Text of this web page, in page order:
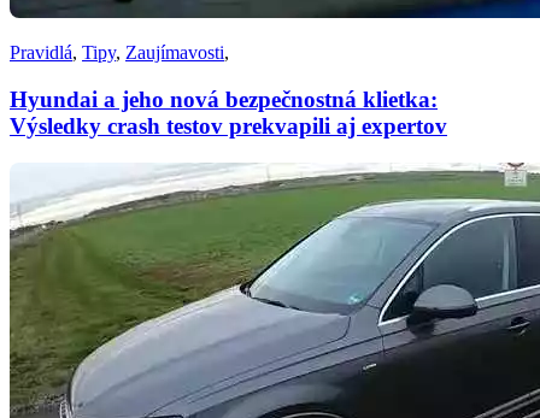
Pravidlá, Tipy, Zaujímavosti,
Hyundai a jeho nová bezpečnostná klietka:
Výsledky crash testov prekvapili aj expertov